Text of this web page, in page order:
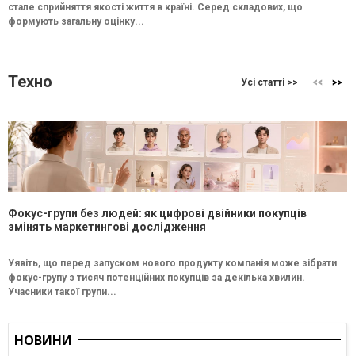
стале сприйняття якості життя в країні. Серед складових, що
формують загальну оцінку...
Техно Усі статті >>
Фокус-групи без людей: як цифрові двійники покупців
змінять маркетингові дослідження
Уявіть, що перед запуском нового продукту компанія може зібрати
фокус-групу з тисяч потенційних покупців за декілька хвилин.
Учасники такої групи...
НОВИНИ